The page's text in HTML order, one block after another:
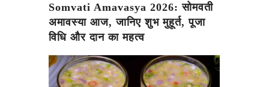
Somvati Amavasya 2026: सोमवती
अमावस्या आज, जानिए शुभ मुहूर्त, पूजा
विधि और दान का महत्व